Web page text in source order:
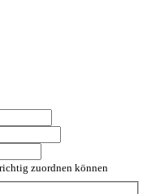
zuordnen können